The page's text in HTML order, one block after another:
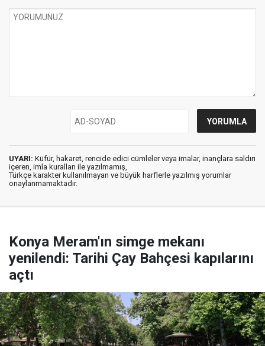
UYARI: Küfür, hakaret, rencide edici cümleler veya imalar, inançlara saldırı
içeren, imla kuralları ile yazılmamış,
Türkçe karakter kullanılmayan ve büyük harflerle yazılmış yorumlar
onaylanmamaktadır.
Konya Meram'ın simge mekanı
yenilendi: Tarihi Çay Bahçesi kapılarını
açtı